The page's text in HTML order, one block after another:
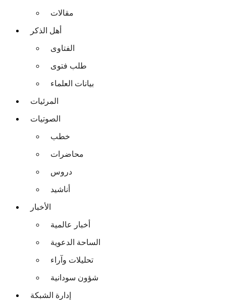
مقالات
أهل الذكر
الفتاوى
طلب فتوى
بيانات العلماء
المرئيات
الصوتيات
خطب
محاضرات
دروس
أناشيد
الأخبار
أخبار عالمية
الساحة الدعوية
تحليلات وآراء
شؤون سودانية
إدارة الشبكة